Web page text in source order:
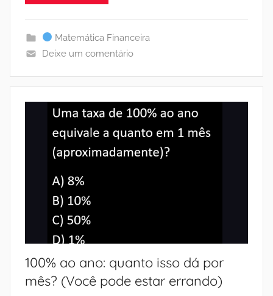
Matemática Financeira
Deixe um comentário
100% ao ano: quanto isso dá por
mês? (Você pode estar errando)